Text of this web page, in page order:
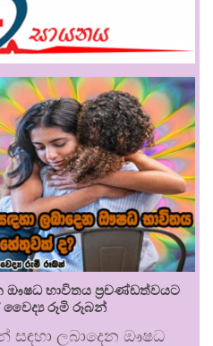
ඖෂධ භාවිතය ප්‍රචණ්ඩත්වයට
වෛද්‍ය රූමි රූබන්
ලබාදෙන ඖෂධ